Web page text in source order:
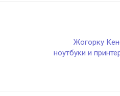
Жогорку
ноутбуки и